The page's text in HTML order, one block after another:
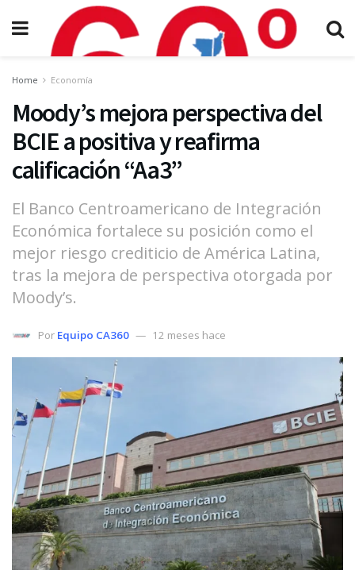
Home Economía
Moody’s mejora perspectiva del
BCIE a positiva y reafirma
calificación “Aa3”
El Banco Centroamericano de Integración
Económica fortalece su posición como el
mejor riesgo crediticio de América Latina,
tras la mejora de perspectiva otorgada por
Moody’s.
Por Equipo CA360 12 meses hace